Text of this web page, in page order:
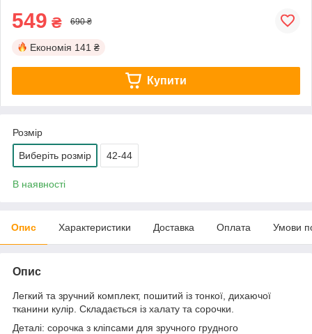
549 ₴ 690 ₴
Економія 141 ₴
Купити
Розмір
Виберіть розмір 42-44
В наявності
Опис Характеристики Доставка Оплата Умови
Опис
Легкий та зручний комплект, пошитий із тонкої, дихаючої
тканини кулір. Складається із халату та сорочки.
Деталі: сорочка з кліпсами для зручного грудного